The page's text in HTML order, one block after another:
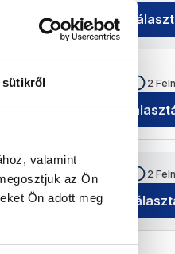
sütikről
valamint
az Ön
Ön adott meg
440 526 2
514 602HUF 2